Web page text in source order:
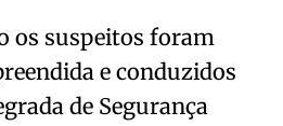
os suspeitos foram
e conduzidos
de Segurança